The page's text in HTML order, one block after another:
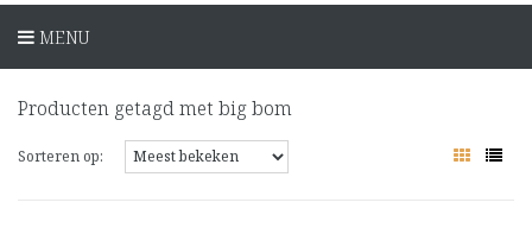
MENU
Producten getagd met big bom
Sorteren op: